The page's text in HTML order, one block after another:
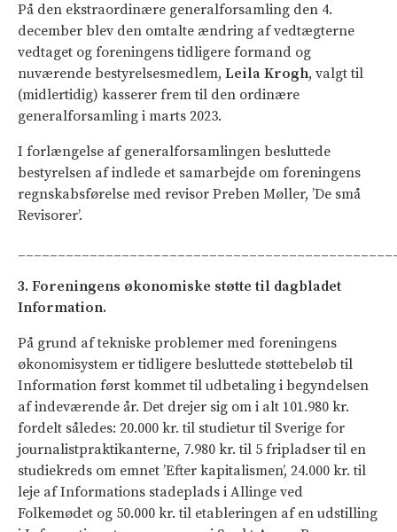
På den ekstraordinære generalforsamling den 4.
december blev den omtalte ændring af vedtægterne
vedtaget og foreningens tidligere formand og
nuværende bestyrelsesmedlem, Leila Krogh, valgt til
(midlertidig) kasserer frem til den ordinære
generalforsamling i marts 2023.
I forlængelse af generalforsamlingen besluttede
bestyrelsen af indlede et samarbejde om foreningens
regnskabsførelse med revisor Preben Møller, ’De små
Revisorer’.
3. Foreningens økonomiske støtte til dagbladet
Information.
På grund af tekniske problemer med foreningens
økonomisystem er tidligere besluttede støttebeløb til
Information først kommet til udbetaling i begyndelsen
af indeværende år. Det drejer sig om i alt 101.980 kr.
fordelt således: 20.000 kr. til studietur til Sverige for
journalistpraktikanterne, 7.980 kr. til 5 fripladser til en
studiekreds om emnet ’Efter kapitalismen’, 24.000 kr. til
leje af Informations stadeplads i Allinge ved
Folkemødet og 50.000 kr. til etableringen af en udstilling